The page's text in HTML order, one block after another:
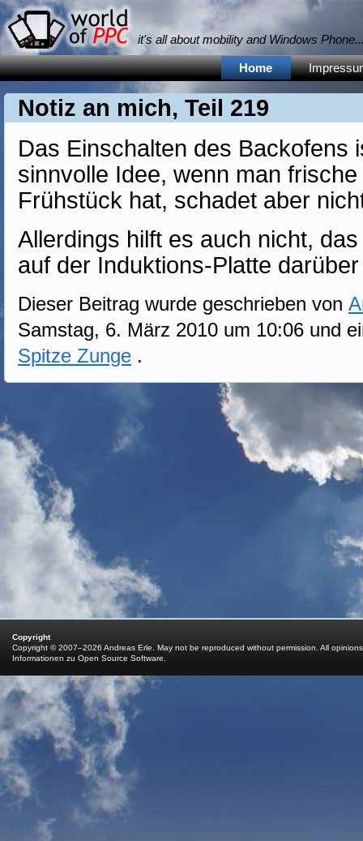
it's all about mobility and Windows
Home
Notiz an mich, Teil 219
Das Einschalten des Backofens
sinnvolle Idee, wenn man
Frühstück hat, schadet aber
Allerdings hilft es auch nicht,
auf der Induktions-Platte
Dieser Beitrag wurde geschrieben von
Samstag, 6. März 2010 um 10:06 und
Spitze Zunge .
Copyright
Copyright © 2007–2026 Andreas Erle. May not be reproduced without permission. All
Informationen zu Open Source Software